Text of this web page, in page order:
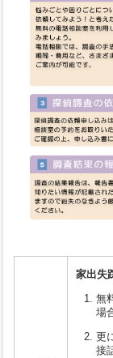
家出失
無
場
更
接